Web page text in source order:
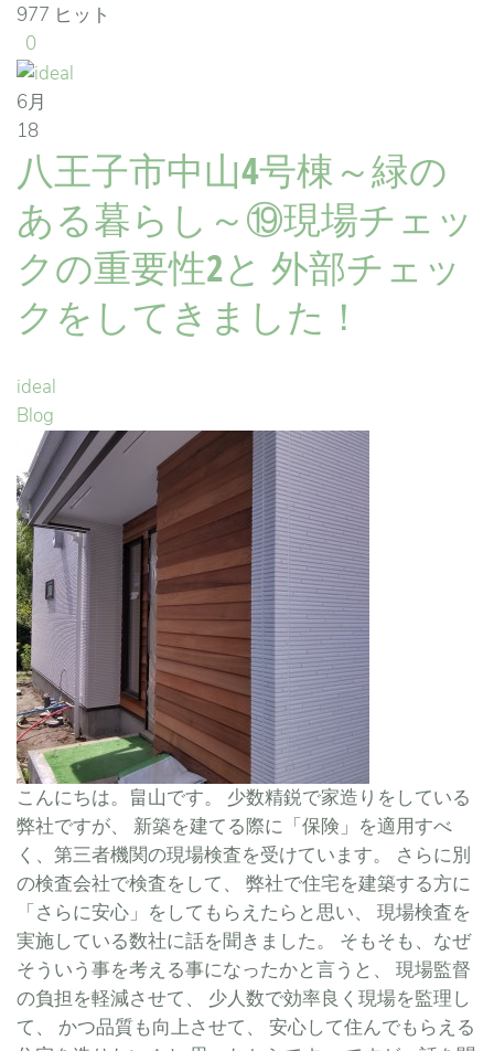
977 ヒット
0
6月
18
八王子市中山4号棟～緑の
ある暮らし～⑲現場チェッ
クの重要性2と 外部チェッ
クをしてきました！
ideal
Blog
こんにちは。畠山です。 少数精鋭で家造りをしている
弊社ですが、 新築を建てる際に「保険」を適用すべ
く、第三者機関の現場検査を受けています。 さらに別
の検査会社で検査をして、 弊社で住宅を建築する方に
「さらに安心」をしてもらえたらと思い、 現場検査を
実施している数社に話を聞きました。 そもそも、なぜ
そういう事を考える事になったかと言うと、 現場監督
の負担を軽減させて、 少人数で効率良く現場を監理し
て、 かつ品質も向上させて、 安心して住んでもらえる